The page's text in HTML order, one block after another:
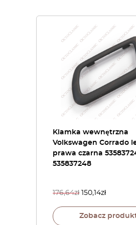
Klamka wewnętrzna
Volkswagen Corrado
prawa czarna
535837248
176,64zł 150,14zł
Zobacz